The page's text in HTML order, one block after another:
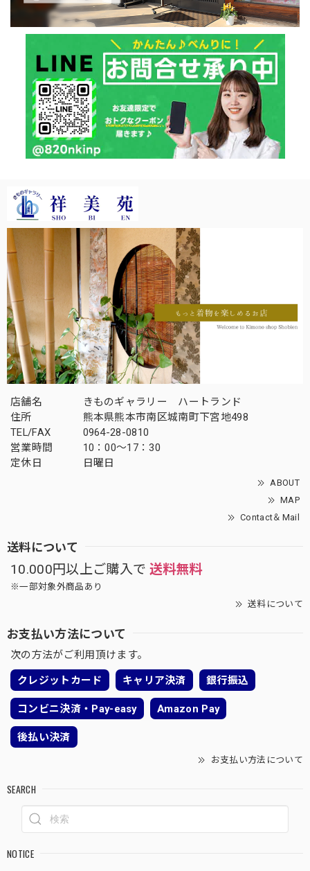
店舗名
きものギャラリー ハートランド
住所
熊本県熊本市南区城南町下宮地498
TEL/FAX
0964-28-0810
営業時間
10：00～17：30
定休日
日曜日
ABOUT
MAP
Contact＆Mail
送料について
10.000円以上ご購入で 送料無料
※一部対象外商品あり
送料について
お支払い方法について
次の方法がご利用頂けます。
クレジットカード キャリア決済 銀行振込
コンビニ決済・Pay-easy Amazon Pay
後払い決済
お支払い方法について
SEARCH
NOTICE